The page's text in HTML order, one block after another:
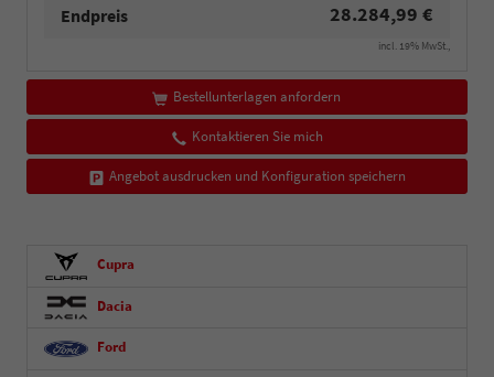
Endpreis 28.284,99 €
incl. 19% MwSt.,
Bestellunterlagen anfordern
Kontaktieren Sie mich
Angebot ausdrucken und Konfiguration speichern
Cupra
Dacia
Ford